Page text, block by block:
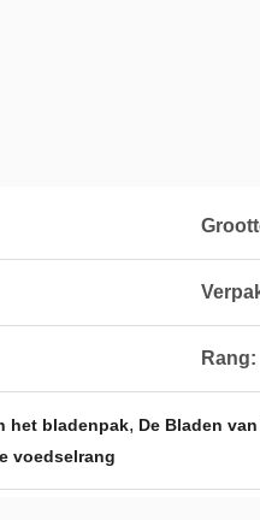
Rang:
het bladenpak, De Bladen
voedselrang